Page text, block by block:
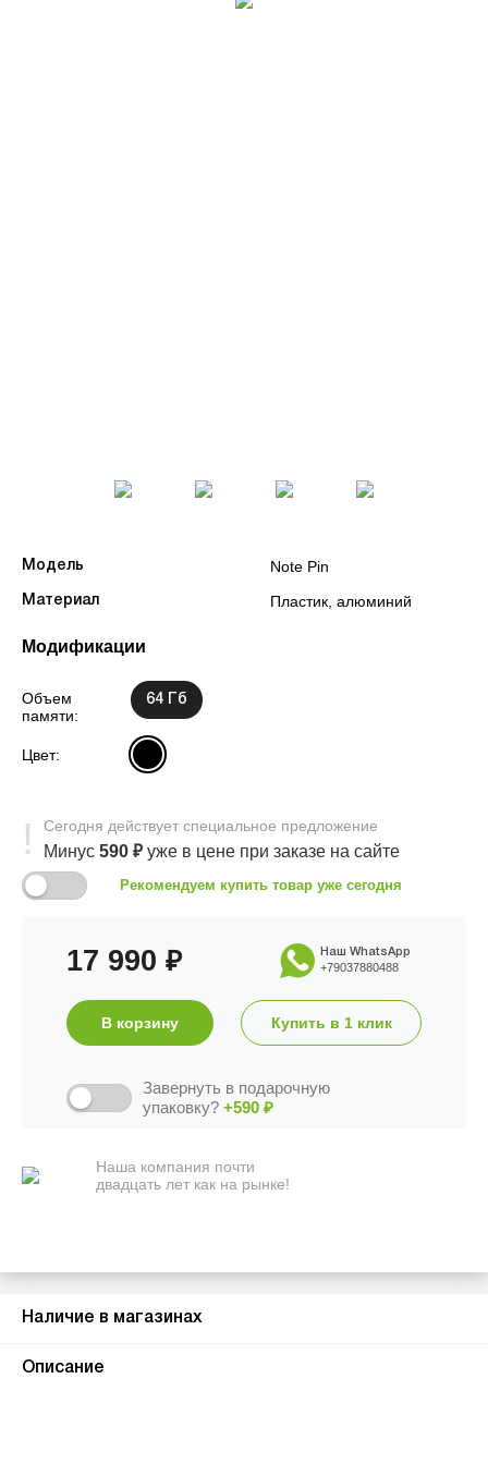
Модель Note Pin
Материал Пластик, алюминий
Модификации
Объем
памяти:
64 Гб
Цвет:
Сегодня действует специальное предложение
Минус 590 ₽ уже в цене при заказе на сайте
Рекомендуем купить товар уже сегодня
17 990 ₽ Наш WhatsApp
+79037880488
В корзину Купить в 1 клик
Завернуть в подарочную
упаковку? +590 ₽
Наша компания почти
двадцать лет как на рынке!
Наличие в магазинах
Описание